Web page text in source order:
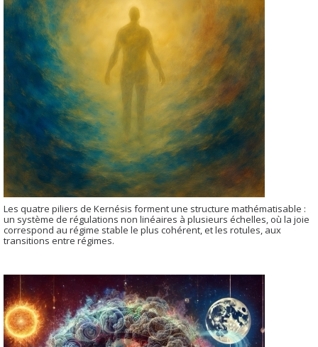
Les quatre piliers de Kernésis forment une structure mathématisable :
un système de régulations non linéaires à plusieurs échelles, où la joie
correspond au régime stable le plus cohérent, et les rotules, aux
transitions entre régimes.